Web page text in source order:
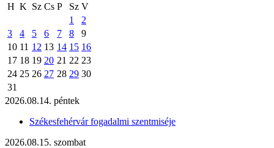
H K Sz Cs P Sz V
1
2
3
4 5 6 7 8
9
10 11 12 13 14 15 16
17 18 19 20 21 22 23
24 25 26 27 28 29 30
31
2026.08.14. péntek
Székesfehérvár fogadalmi szentmiséje
2026.08.15. szombat